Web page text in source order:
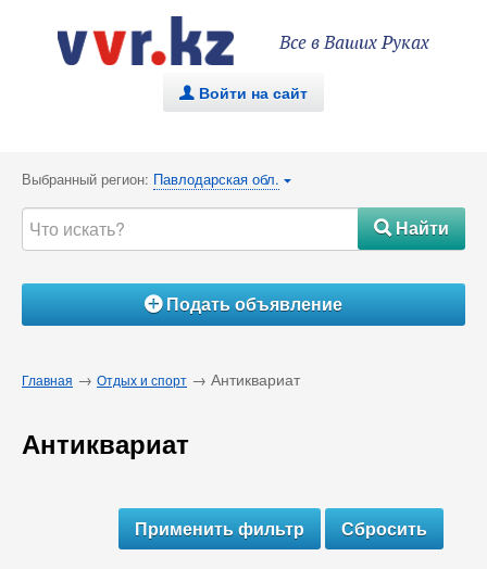
Все в Ваших Руках
. Войти на сайт
Выбранный регион: Павлодарская обл. {
#Найти
ÁПодать объявление
Главная → Отдых и спорт → Антиквариат
Антиквариат